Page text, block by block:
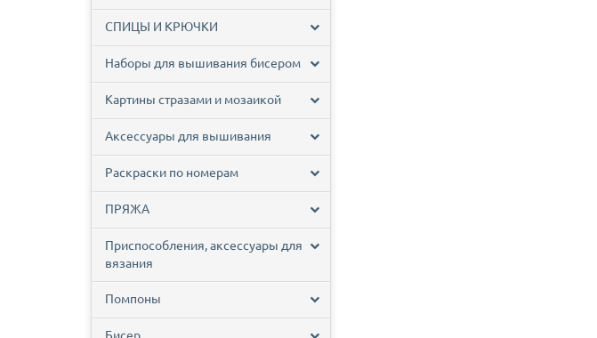
СПИЦЫ И КРЮЧКИ
Наборы для вышивания бисером
Картины стразами и мозаикой
Аксессуары для вышивания
Раскраски по номерам
ПРЯЖА
Приспособления, аксессуары для
вязания
Помпоны